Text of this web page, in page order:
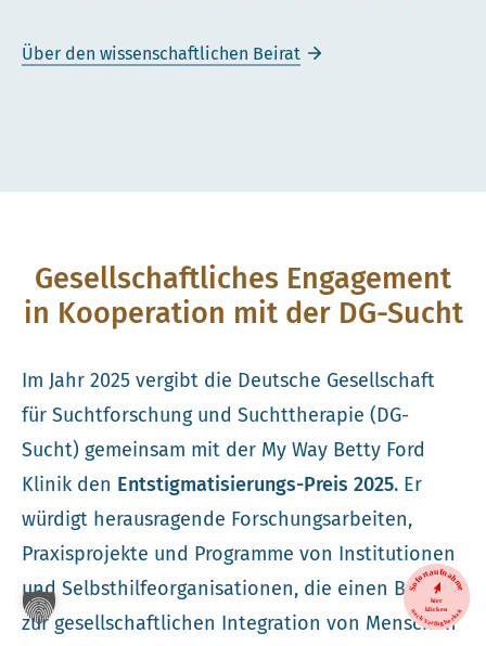
Über den wissenschaftlichen Beirat
Gesellschaftliches Engagement
in Kooperation mit der DG-Sucht
Im Jahr 2025 vergibt die Deutsche Gesellschaft
für Suchtforschung und Suchttherapie (DG-
Sucht) gemeinsam mit der My Way Betty Ford
Klinik den Entstigmatisierungs-Preis 2025. Er
würdigt herausragende Forschungsarbeiten,
Praxisprojekte und Programme von Institutionen
und Selbsthilfeorganisationen, die einen Beitrag
zur gesellschaftlichen Integration von Menschen